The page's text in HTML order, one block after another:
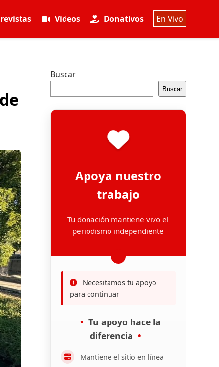
Videos Donativos En Vivo
Buscar
Buscar
Apoya nuestro
trabajo
Tu donación mantiene vivo el
periodismo independiente
Necesitamos tu apoyo
para continuar
Tu apoyo hace la
diferencia
Mantiene el sitio en línea